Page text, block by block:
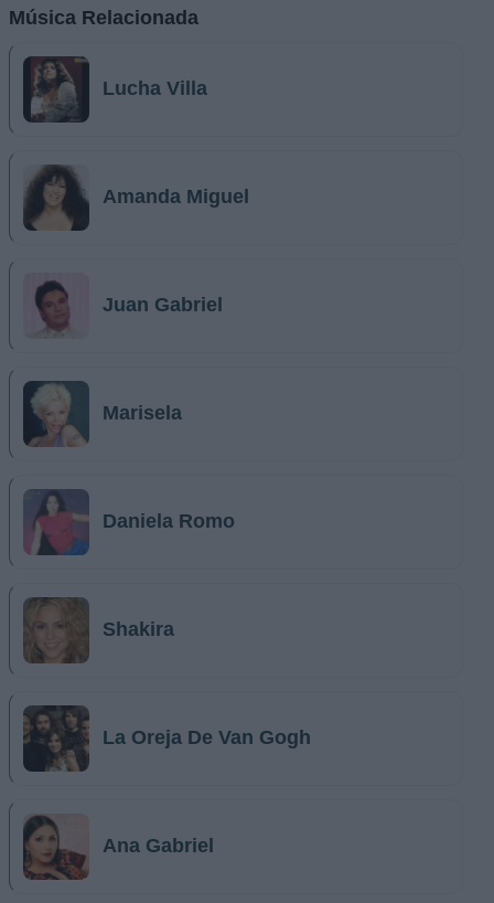
Música Relacionada
Lucha Villa
Amanda Miguel
Juan Gabriel
Marisela
Daniela Romo
Shakira
La Oreja De Van Gogh
Ana Gabriel